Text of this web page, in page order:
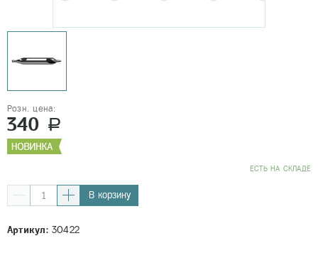
Розн. цена:
340 a
EСТЬ НА СКЛАДЕ
В корзину
Артикул:30422